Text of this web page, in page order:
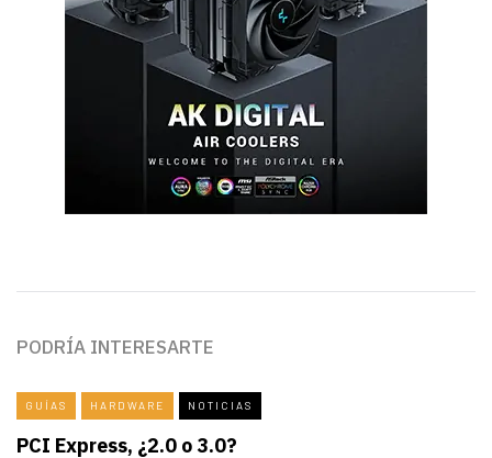
PODRÍA INTERESARTE
GUÍAS HARDWARE NOTICIAS
PCI Express, ¿2.0 o 3.0?